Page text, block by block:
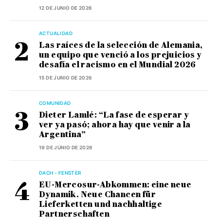
12 DE JUNIO DE 2026
ACTUALIDAD
Las raíces de la selección de Alemania,
un equipo que venció a los prejuicios y
desafía el racismo en el Mundial 2026
15 DE JUNIO DE 2026
COMUNIDAD
Dieter Lamlé: “La fase de esperar y
ver ya pasó; ahora hay que venir a la
Argentina”
19 DE JUNIO DE 2026
DACH - FENSTER
EU-Mercosur-Abkommen: eine neue
Dynamik. Neue Chancen für
Lieferketten und nachhaltige
Partnerschaften